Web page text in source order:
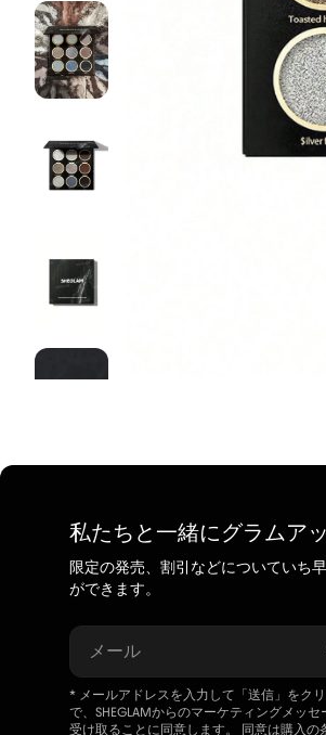
私たちと一緒にグラムア
限定の発売、割引などについていち
ができます。
メール
* メールアドレスを入力して「送信」をク
で、SHEGLAMからのマーケティングメッ
受け取ることに同意します。 同意は購入の